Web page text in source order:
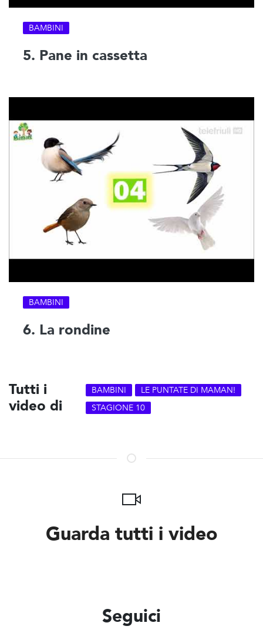
BAMBINI
5. Pane in cassetta
BAMBINI
6. La rondine
Tutti i
video di
BAMBINI
LE PUNTATE DI MAMAN!
STAGIONE 10
Guarda tutti i video
Seguici